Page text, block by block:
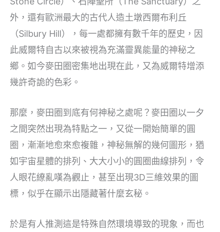
外，還有歐洲最大的古代人造土墩西爾布利丘
（Silbury Hill），每一處都擁有數千年的歷史，因
此威爾特自古以來被視為充滿靈異能量的神秘之
鄉。如今麥田圈密集地出現在此，又為威爾特增添
幾許奇詭的色彩。
那麼，麥田圈到底有何神秘之處呢？麥田圈以一夕
之間突然出現為特點之一，又從一開始簡單的圓
圈，漸漸地愈來愈複雜，神秘無解的幾何圖形，猶
如宇宙星體的排列、大大小小的圓圈曲線排列，令
人眼花繚亂嘆為觀止，甚至出現3D三維效果的圖
標，似乎在顯示出隱藏著什麼玄秘。
於是有人推測這是特殊自然環境導致的現象，而也